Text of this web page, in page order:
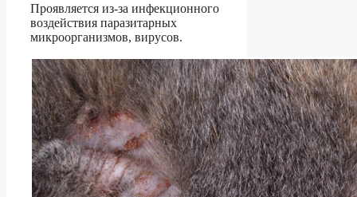
Проявляется из-за инфекционного
воздействия паразитарных
микроорганизмов, вирусов.